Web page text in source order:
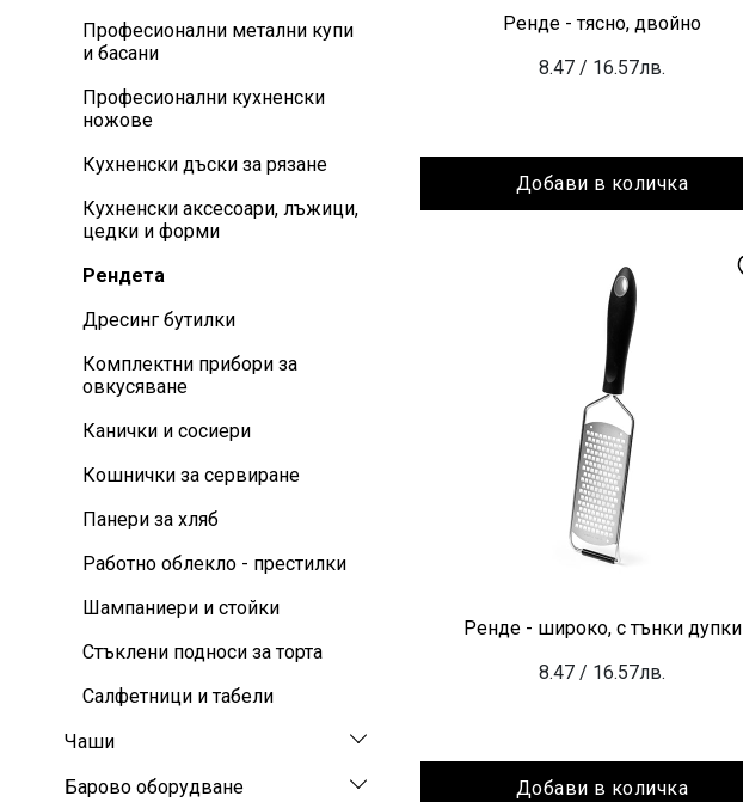
Професионални метални купи
и басани
Професионални кухненски
ножове
Кухненски дъски за рязане
Кухненски аксесоари, лъжици,
цедки и форми
Рендета
Дресинг бутилки
Комплектни прибори за
овкусяване
Канички и сосиери
Кошнички за сервиране
Панери за хляб
Работно облекло - престилки
Шампаниери и стойки
Стъклени подноси за торта
Салфетници и табели
Чаши
Барово оборудване
Ренде - тясно, двойно
8.47 / 16.57лв.
Добави в количка
Ренде - широко, с тънки дупки
8.47 / 16.57лв.
Добави в количка